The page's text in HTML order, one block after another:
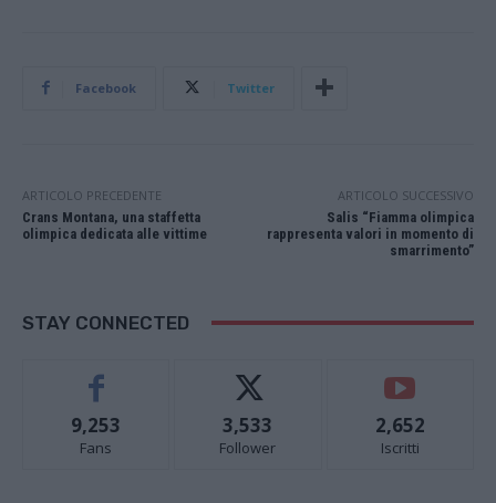
Facebook Twitter
ARTICOLO PRECEDENTE
Crans Montana, una staffetta
olimpica dedicata alle vittime
ARTICOLO SUCCESSIVO
Salis “Fiamma olimpica
rappresenta valori in momento di
smarrimento”
STAY CONNECTED
9,253
Fans
3,533
Follower
2,652
Iscritti